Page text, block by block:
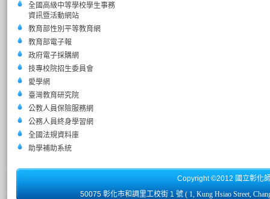
全國高級中等學校學生事務
資訊暨活動網站
教育部性別平等教育網
教育部電子報
政府電子採購網
技專校院招生委員會
愛學網
臺灣教育研究院
公教人員保險服務網
公務人員終身學習網
全國法規資料庫
助學補助系統
Copyright ©2012 國立彰化
50075 彰化市和調里工校街 1 號 ( 1, Kung Hsiao Street,